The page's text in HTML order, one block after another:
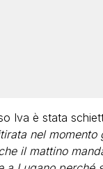
Iva è stata
nel momento
il mattino